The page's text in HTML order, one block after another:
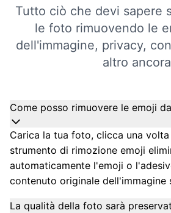
Tutto ciò che devi sapere
le foto rimuovendo le
dell'immagine, privacy,
altro ancora
Come posso rimuovere le emoji
Carica la tua foto, clicca una
strumento di rimozione emoji
automaticamente l'emoji o
contenuto originale dell'immagine
La qualità della foto sarà